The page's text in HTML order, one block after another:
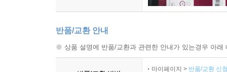
반품/교환 안내
※ 상품 설명에 반품/교환과 관련한 안내가 있는경우 아
마이페이지 > 반품/교환 신